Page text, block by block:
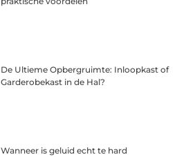
De Ultieme Opbergruimte: Inloopkast of
Garderobekast in de Hal?
Wanneer is geluid echt te hard